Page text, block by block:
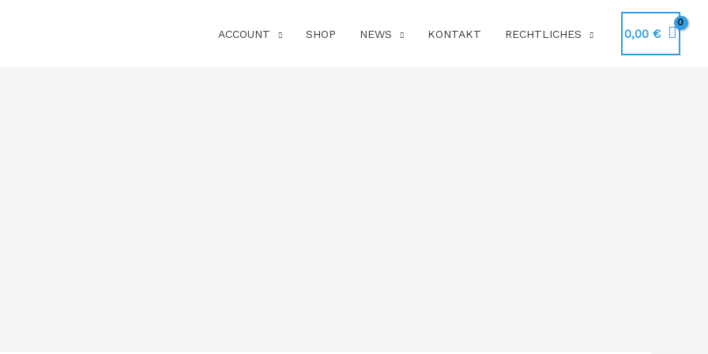
ACCOUNT SHOP NEWS KONTAKT RECHTLICHES 0,00 €